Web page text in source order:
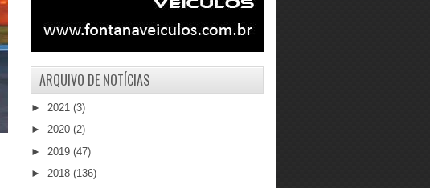
ARQUIVO DE NOTÍCIAS
► 2021 (3)
► 2020 (2)
► 2019 (47)
► 2018 (136)